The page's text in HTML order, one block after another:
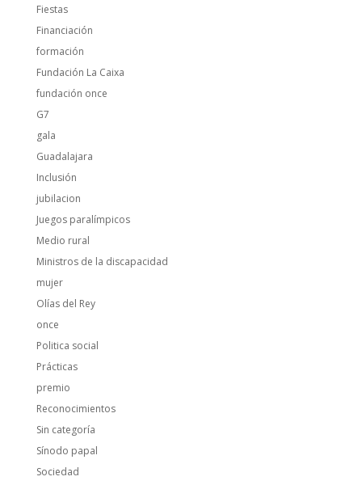
Fiestas
Financiación
formación
Fundación La Caixa
fundación once
G7
gala
Guadalajara
Inclusión
jubilacion
Juegos paralímpicos
Medio rural
Ministros de la discapacidad
mujer
Olías del Rey
once
Politica social
Prácticas
premio
Reconocimientos
Sin categoría
Sínodo papal
Sociedad